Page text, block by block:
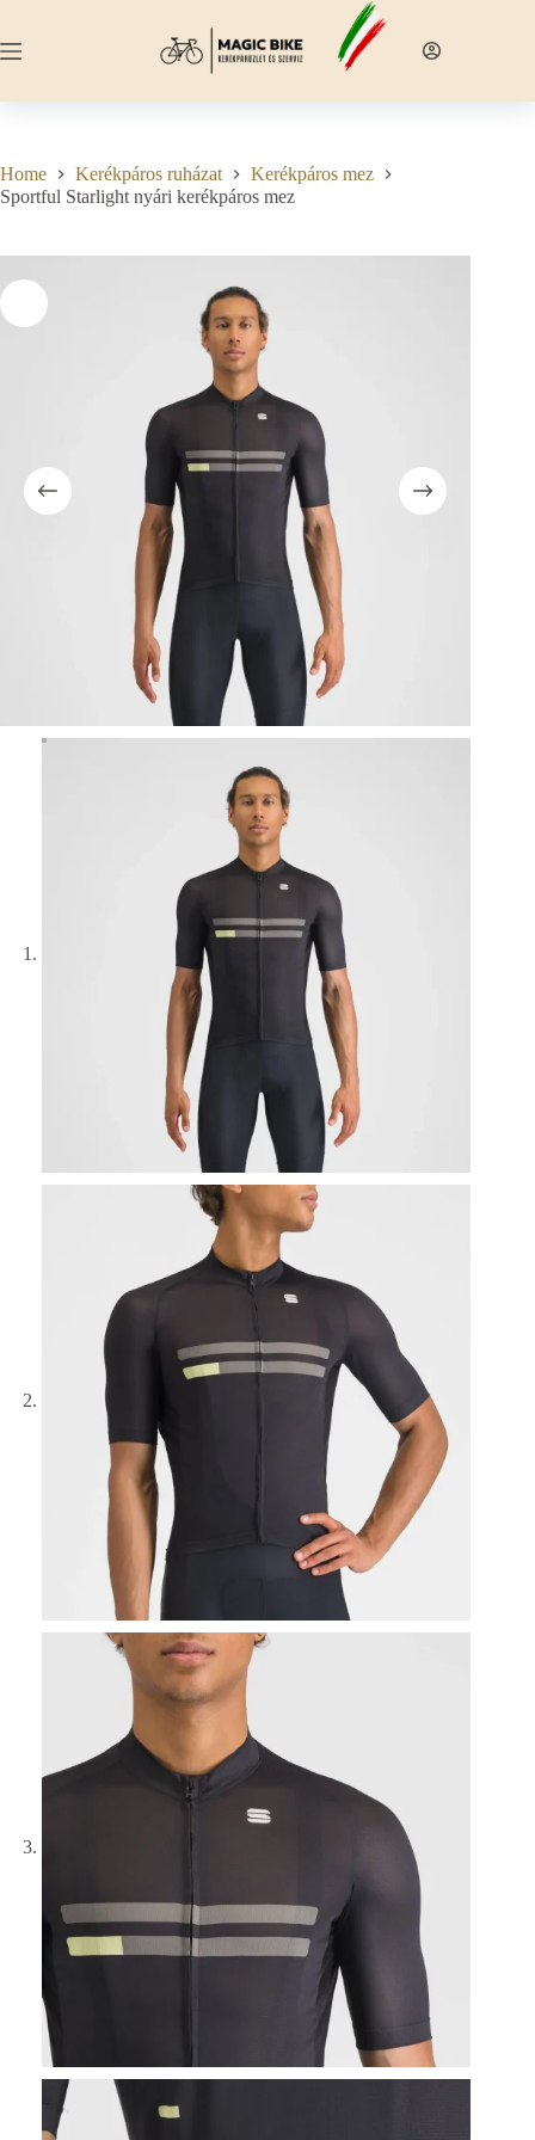
content
Home Kerékpáros ruházat
Kerékpáros mez
Sportful Starlight nyári kerékpáros mez